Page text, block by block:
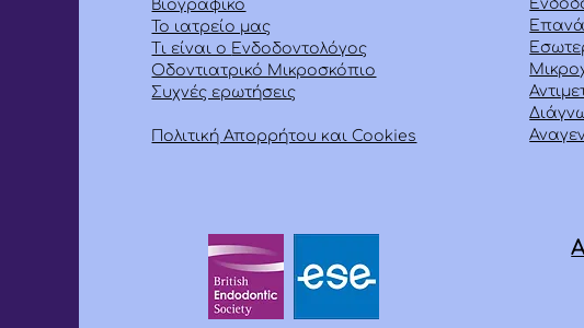
Βιογραφικό
Το ιατρείο μας
Τι είναι ο Ενδοδοντολόγος
Οδοντιατρικό Μικροσκόπιο
Συχνές ερωτήσεις
Πολιτική Απορρήτου και Cookies